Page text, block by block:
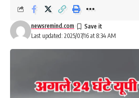
Last updated: 2025/07/16 at 8:34 AM
newsremind.com